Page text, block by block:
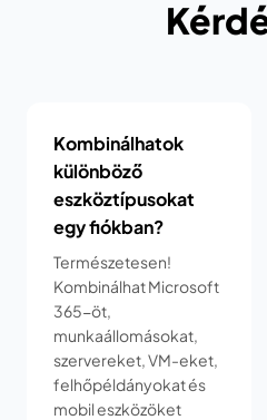
Kombinálhatok
különböző
eszköztípusokat
egy fiókban?
Természetesen!
Kombinálhat Microsoft
365-öt,
munkaállomásokat,
szervereket, VM-eket,
felhőpéldányokat és
mobil eszközöket